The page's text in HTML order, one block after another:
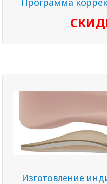
Программа
Изготовление
Изготовление
индивидуальному